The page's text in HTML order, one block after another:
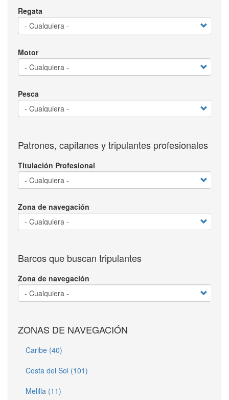
Regata
Motor
Pesca
Patrones, capitanes y tripulantes profesionales
Titulación Profesional
Zona de navegación
Barcos que buscan tripulantes
Zona de navegación
ZONAS DE NAVEGACIÓN
Caribe (40)
Costa del Sol (101)
Melilla (11)